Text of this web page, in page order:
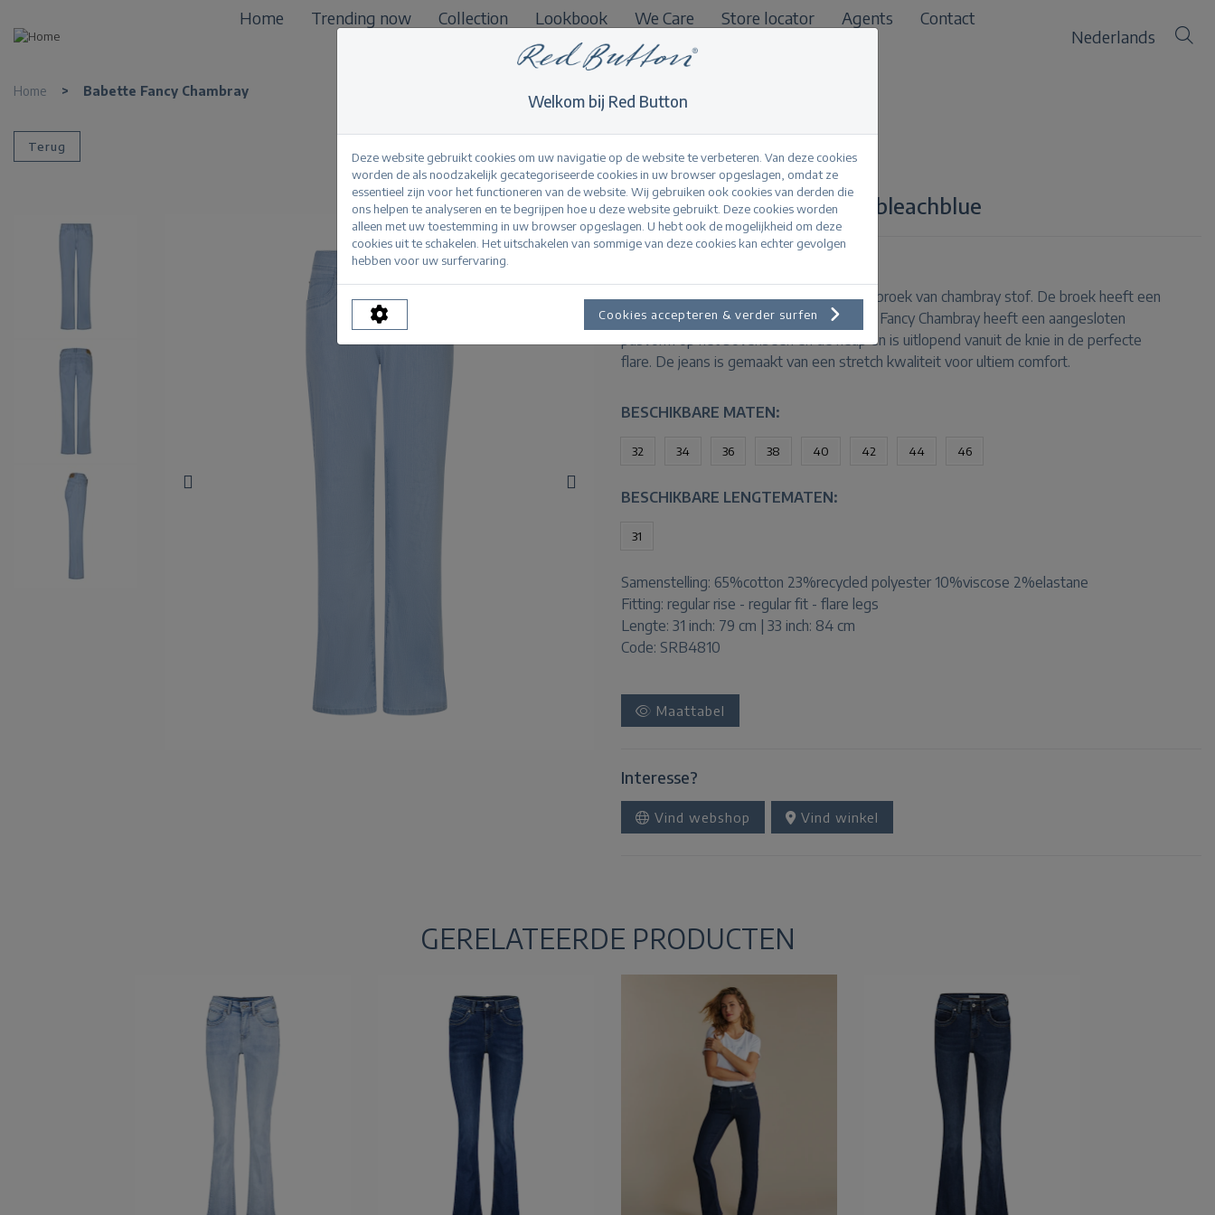
Home Trending now Collection Lookbook We Care Store locator Agents
Contact
B2B
Nederlands
Home > Babette Fancy Chambray
Terug
Babette Fancy Chambray bleachblue
De Babette Fancy Chambray is een flare broek van chambray stof. De broek heeft een
hoge taille en een regular fit. De Babette Fancy Chambray heeft een aangesloten
pasvorm op het bovenbeen en de heup en is uitlopend vanuit de knie in de perfecte
flare. De jeans is gemaakt van een stretch kwaliteit voor ultiem comfort.
BESCHIKBARE MATEN:
32 34 36 38 40 42 44 46
BESCHIKBARE LENGTEMATEN:
31
Samenstelling: 65%cotton 23%recycled polyester 10%viscose 2%elastane
Fitting: regular rise - regular fit - flare legs
Lengte: 31 inch: 79 cm | 33 inch: 84 cm
Code: SRB4810
Maattabel
Interesse?
Vind webshop Vind winkel
GERELATEERDE PRODUCTEN
Welkom bij Red Button
Deze website gebruikt cookies om uw navigatie op de website te verbeteren. Van deze cookies
worden de als noodzakelijk gecategoriseerde cookies in uw browser opgeslagen, omdat ze
essentieel zijn voor het functioneren van de website. Wij gebruiken ook cookies van derden die
ons helpen te analyseren en te begrijpen hoe u deze website gebruikt. Deze cookies worden
alleen met uw toestemming in uw browser opgeslagen. U hebt ook de mogelijkheid om deze
cookies uit te schakelen. Het uitschakelen van sommige van deze cookies kan echter gevolgen
hebben voor uw surfervaring.
Cookies accepteren & verder surfen